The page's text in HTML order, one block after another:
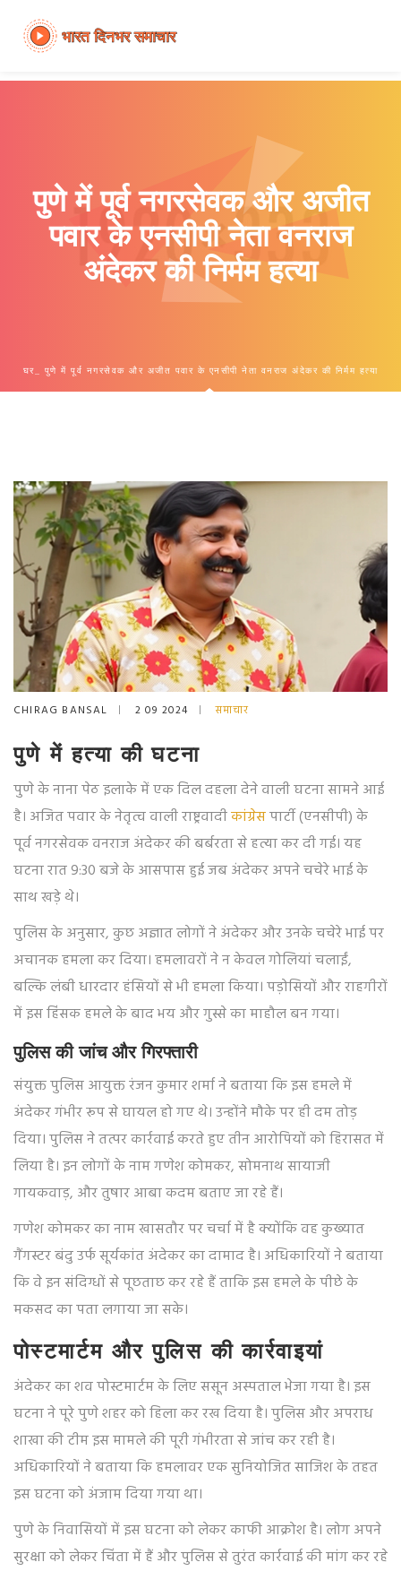
पुणे में पूर्व नगरसेवक और अजीत
पवार के एनसीपी नेता वनराज
अंदेकर की निर्मम हत्या
घर पुणे में पूर्व नगरसेवक और अजीत पवार के एनसीपी नेता वनराज अंदेकर की निर्मम हत्या
CHIRAG BANSAL 2 09 2024 समाचार
पुणे में हत्या की घटना
पुणे के नाना पेठ इलाके में एक दिल दहला देने वाली घटना सामने आई
है। अजित पवार के नेतृत्व वाली राष्ट्रवादीकांग्रेसपार्टी (एनसीपी) के
पूर्व नगरसेवक वनराज अंदेकर की बर्बरता से हत्या कर दी गई। यह
घटना रात 9:30 बजे के आसपास हुई जब अंदेकर अपने चचेरे भाई के
साथ खड़े थे।
पुलिस के अनुसार, कुछ अज्ञात लोगों ने अंदेकर और उनके चचेरे भाई पर
अचानक हमला कर दिया। हमलावरों ने न केवल गोलियां चलाईं,
बल्कि लंबी धारदार हंसियों से भी हमला किया। पड़ोसियों और राहगीरों
में इस हिंसक हमले के बाद भय और गुस्से का माहौल बन गया।
पुलिस की जांच और गिरफ्तारी
संयुक्त पुलिस आयुक्त रंजन कुमार शर्मा ने बताया कि इस हमले में
अंदेकर गंभीर रूप से घायल हो गए थे। उन्होंने मौके पर ही दम तोड़
दिया। पुलिस ने तत्पर कार्रवाई करते हुए तीन आरोपियों को हिरासत में
लिया है। इन लोगों के नाम गणेश कोमकर, सोमनाथ सायाजी
गायकवाड़, और तुषार आबा कदम बताए जा रहे हैं।
गणेश कोमकर का नाम खासतौर पर चर्चा में है क्योंकि वह कुख्यात
गैंगस्टर बंदु उर्फ सूर्यकांत अंदेकर का दामाद है। अधिकारियों ने बताया
कि वे इन संदिग्धों से पूछताछ कर रहे हैं ताकि इस हमले के पीछे के
मकसद का पता लगाया जा सके।
पोस्टमार्टम और पुलिस की कार्रवाइयां
अंदेकर का शव पोस्टमार्टम के लिए ससून अस्पताल भेजा गया है। इस
घटना ने पूरे पुणे शहर को हिला कर रख दिया है। पुलिस और अपराध
शाखा की टीम इस मामले की पूरी गंभीरता से जांच कर रही है।
अधिकारियों ने बताया कि हमलावर एक सुनियोजित साजिश के तहत
इस घटना को अंजाम दिया गया था।
पुणे के निवासियों में इस घटना को लेकर काफी आक्रोश है। लोग अपने
सुरक्षा को लेकर चिंता में हैं और पुलिस से तुरंत कार्रवाई की मांग कर रहे